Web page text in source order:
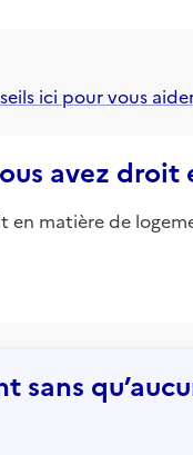
ici pour vous
avez
en matière de
sans